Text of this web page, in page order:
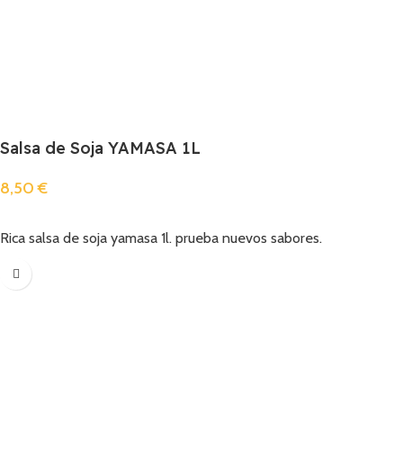
Salsa de Soja YAMASA 1L
8,50€
Rica salsa de soja yamasa 1l. prueba nuevos sabores.